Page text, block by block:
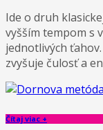
Ide o druh
vyšším tempom s
jednotlivých
zvyšuje čulosť a
Čítaj viac +